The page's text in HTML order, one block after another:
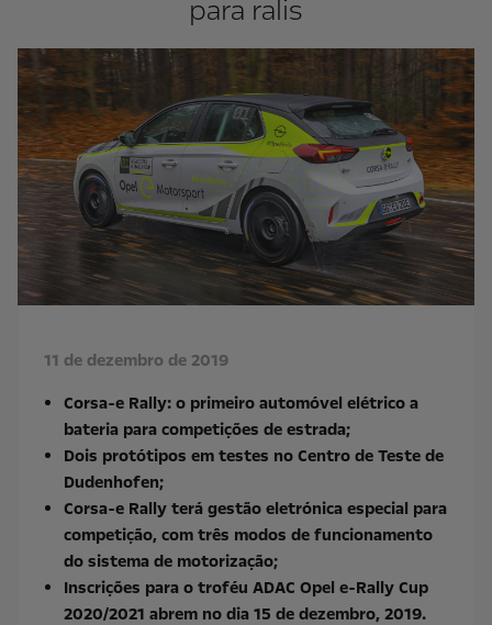
para ralis
11 de dezembro de 2019
Corsa-e Rally: o primeiro automóvel elétrico a
bateria para competições de estrada;
Dois protótipos em testes no Centro de Teste de
Dudenhofen;
Corsa-e Rally terá gestão eletrónica especial para
competição, com três modos de funcionamento
do sistema de motorização;
Inscrições para o troféu ADAC Opel e-Rally Cup
2020/2021 abrem no dia 15 de dezembro, 2019.